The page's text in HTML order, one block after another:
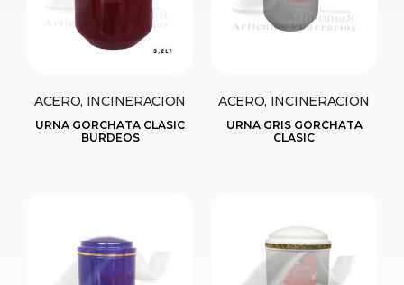
ACERO, INCINERACION
URNA GORCHATA CLASIC
BURDEOS
ACERO, INCINERACION
URNA GRIS GORCHATA
CLASIC